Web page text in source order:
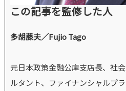
この記事を監修した人
多胡藤夫／Fujio Tago
元日本政策金融公庫支店長、社
ルタント、ファイナンシャルプ